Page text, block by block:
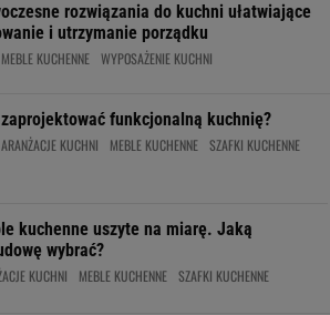
rozwiązania do kuchni ułatwiające
i utrzymanie porządku
MEBLE KUCHENNE WYPOSAŻENIE KUCHNI
funkcjonalną kuchnię?
ARANŻACJE KUCHNI MEBLE KUCHENNE SZAFKI KUCHENNE
kuchenne uszyte na miarę. Jaką
wybrać?
KUCHNI MEBLE KUCHENNE SZAFKI KUCHENNE